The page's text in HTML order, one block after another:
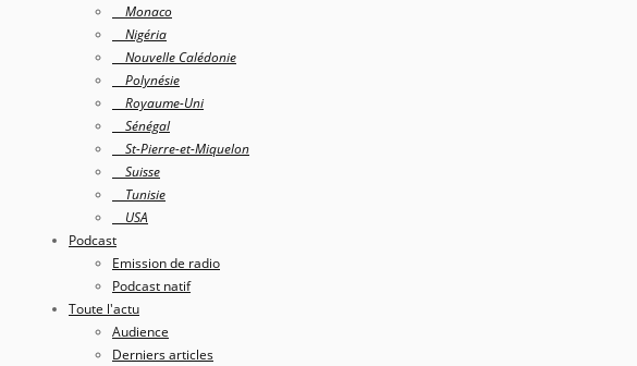
Monaco
Nigéria
Nouvelle Calédonie
Polynésie
Royaume-Uni
Sénégal
St-Pierre-et-Miquelon
Suisse
Tunisie
USA
Podcast
Emission de radio
Podcast natif
Toute l'actu
Audience
Derniers articles